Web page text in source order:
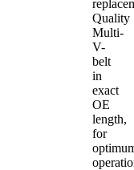
Quality
Multi-
V-
belt
in
exact
OE
length,
for